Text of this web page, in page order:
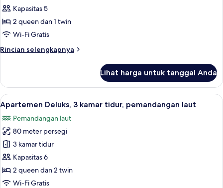
Superior,
3
kamar
pemandangan
Kapasitas 5
2 queen dan 1 twin
Wi-Fi Gratis
Rincian selengkapnya
Rincian
Apartemen
Superior,
3
kamar
tidur,
pemandangan
laut
Lihat harga untuk tanggal Anda
Lihat
semua
foto
untuk
Apartemen
Deluks,
3
kamar
15
Apartemen Deluks, 3 kamar tidur, pemandangan laut
Pemandangan laut
80 meter persegi
3 kamar tidur
Kapasitas 6
2 queen dan 2 twin
Wi-Fi Gratis